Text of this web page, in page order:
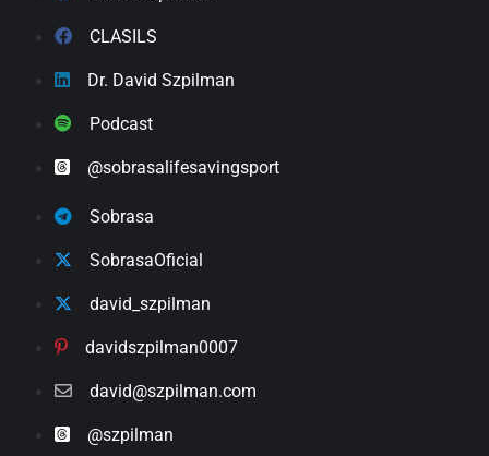
CLASILS
Dr. David Szpilman
Podcast
@sobrasalifesavingsport
Sobrasa
SobrasaOficial
david_szpilman
davidszpilman0007
david@szpilman.com
@szpilman